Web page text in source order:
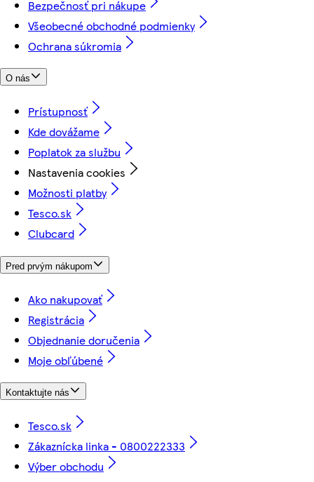
Bezpečnosť pri nákupe
Všeobecné obchodné podmienky
Ochrana súkromia
O nás
Prístupnosť
Kde dovážame
Poplatok za službu
Nastavenia cookies
Možnosti platby
Tesco.sk
Clubcard
Pred prvým nákupom
Ako nakupovať
Registrácia
Objednanie doručenia
Moje obľúbené
Kontaktujte nás
Tesco.sk
Zákaznícka linka - 0800222333
Výber obchodu